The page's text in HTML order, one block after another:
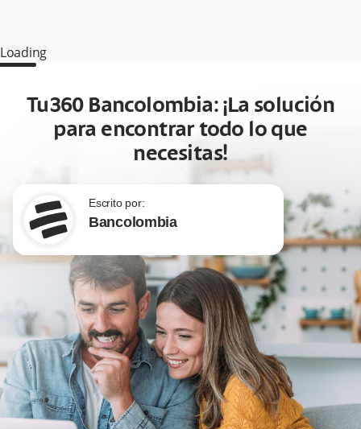
Loading
Tu360 Bancolombia: ¡La solución
para encontrar todo lo que
necesitas!
Escrito por:
Bancolombia